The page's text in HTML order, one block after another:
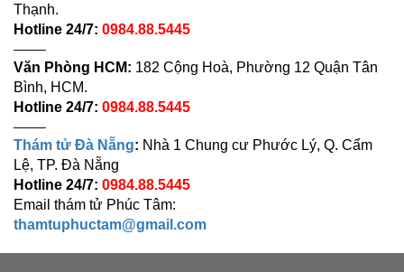
Thạnh.
Hotline 24/7: 0984.88.5445
——–
Văn Phòng HCM: 182 Cộng Hoà, Phường 12 Quận Tân
Bình, HCM.
Hotline 24/7: 0984.88.5445
——–
Thám tử Đà Nẵng: Nhà 1 Chung cư Phước Lý, Q. Cẩm
Lệ, TP. Đà Nẵng
Hotline 24/7: 0984.88.5445
Email thám tử Phúc Tâm:
thamtuphuctam@gmail.com